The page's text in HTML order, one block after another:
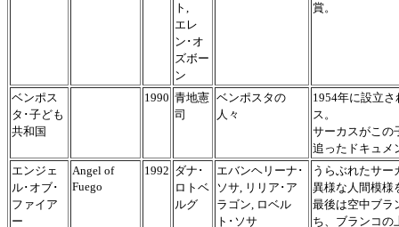
ト,
エレ
ン･オ
ズボー
ン
賞。
ベンポス
タ･子ども
共和国
1990 青地憲
司
ベンポスタの
人々
1954年に設立
ス。
サーカスがこの
追ったドキュメ
エンジェ
ル･オブ･
ファイア
ー
Angel of
Fuego
1992 ダナ･
ロトベ
ルグ
エバンヘリーナ･
ソサ, リリア･ア
ラゴン, ロベル
ト･ソサ
うらぶれたサー
異様な人間模様
最後は空中ブラ
ち、ブランコの